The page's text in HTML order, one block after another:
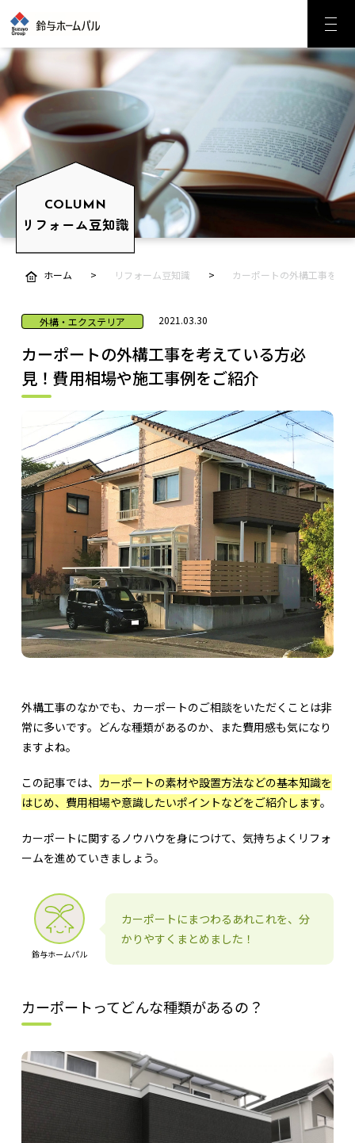
COLUMN
リフォーム豆知識
ホーム リフォーム豆知識 カーポートの外構工事を考
外構・エクステリア 2021.03.30
カーポートの外構工事を考えている方必
見！費用相場や施工事例をご紹介
外構工事のなかでも、カーポートのご相談をいただくことは非
常に多いです。どんな種類があるのか、また費用感も気になり
ますよね。
この記事では、 カーポートの素材や設置方法などの基本知識を
はじめ、費用相場や意識したいポイントなどをご紹介します。
カーポートに関するノウハウを身につけて、気持ちよくリフォ
ームを進めていきましょう。
鈴与ホームパル
カーポートにまつわるあれこれを、分
かりやすくまとめました！
カーポートってどんな種類があるの？